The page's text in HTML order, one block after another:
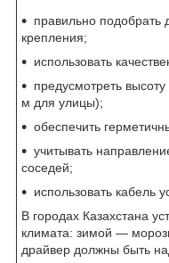
правильно подобрать
крепления;
использовать
предусмотреть
м для улицы);
обеспечить
учитывать
соседей;
использовать кабель
В городах Казахстана
климата: зимой —
драйвер должны быть